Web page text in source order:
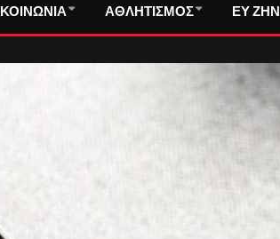
ΚΟΙΝΩΝΙΑ ΑΘΛΗΤΙΣΜΟΣ ΕΥ ΖΗΝ